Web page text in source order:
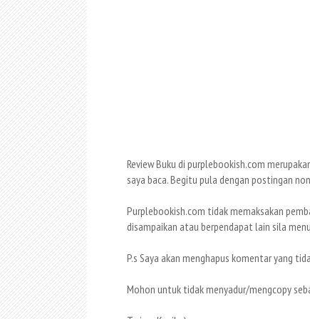
Review Buku di purplebookish.com
saya baca. Begitu pula dengan postingan
Purplebookish.com tidak memaksakan
disampaikan atau berpendapat lain sila
P.s Saya akan menghapus komentar yang
Mohon untuk tidak menyadur/mengcopy